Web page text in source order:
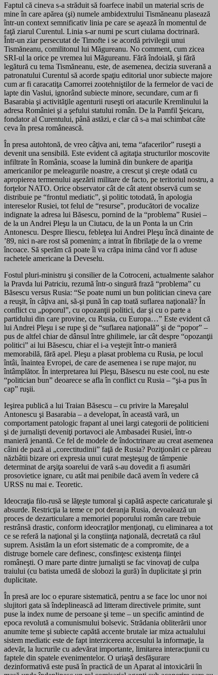
Faptul că cineva s-a străduit să foarfece inabil un material scris de
mine în care apărea (şi) numele ambidextrului Tismăneanu plasează
într-un context semnificativ linia pe care se aşează în momentul de
faţă ziarul Curentul. Linia s-ar numi pe scurt ciulama doctrinară.
Într-un ziar persecutat de Timofte i se acordă privilegii unui
Tismăneanu, comilitonul lui Măgureanu. No comment, cum zicea
SRI-ul la orice pe vremea lui Măgureanu. Fără îndoială, şi fără
legătură cu tema Tismăneanu, este, de asemenea, decizia suverană a
patronatului Curentul să acorde spaţiu editorial unor subiecte majore
cum ar fi caracatiţa Camorrei zootehniştilor de la fermelor de vaci de
lapte din Vaslui, ignorând subiecte minore, secundare, cum ar fi
Basarabia şi activităţile agenturii ruseşti ori atacurile Kremlinului la
adresa României şi a şefului statului român. De la Pamfil Şeicaru,
fondator al Curentului, până astăzi, e clar că s-a mai schimbat câte
ceva în presa românească.
În presa autohtonă, de vreo câţiva ani, tema “afacerilor” ruseşti a
devenit una sensibilă. Este evident că agitaţia structurilor moscovite
infiltrate în România, scoase la lumină din bunkere de apariţia
americanilor pe meleagurile noastre, a crescut şi creşte odată cu
apropierea termenului aşezării militare de facto, pe teritoriul nostru, a
forţelor NATO. Orice observator cât de cât atent observă cum se
distribuie pe “frontul mediatic”, şi politic totodată, în apologia
intereselor Rusiei, tot felul de “resurse”, producători de vocalize
indignate la adresa lui Băsescu, pornind de la “problema” Rusiei –
de la un Andrei Pleşu la un Ciutacu, de la un Ponta la un Crin
Antonescu. Despre Iliescu, febleţea lui Andrei Pleşu încă dinainte de
’89, nici n-are rost să pomenim; a intrat în fibrilaţie de la o vreme
încoace. Să sperăm că poate îi va crăpa inima când vor fi aduse
rachetele americane la Deveselu.
Fostul pluri-ministru şi consilier de la Cotroceni, actualmente salahor
la Pravda lui Patriciu, rezumă într-o singură frază “problema” cu
Băsescu versus Rusia: “Se poate numi un bun politician cineva care
a reuşit, în câţiva ani, să-şi pună în cap toată suflarea naţională? În
conflict cu „poporul”, cu opozanţii politici, dar şi cu o parte a
partidului din care provine, cu Rusia, cu Europa…” Este evident că
lui Andrei Pleşu i se rupe şi de “suflarea naţională” şi de “popor” –
pus de altfel chiar de dânsul între ghilimele, iar cât despre “opozanţii
politici” ai lui Băsescu, chiar el i-a veştejit într-o manieră
memorabilă, fără apel. Pleşu a plasat problema cu Rusia, pe locul
întâi, înaintea Evropei, de care de asemenea i se rupe major, nu
întâmplător. În interpretarea lui Pleşu, Băsescu nu este cool, nu este
“politician bun” deoarece se afla în conflict cu Rusia – “şi-a pus în
cap” ruşii.
Ieşirea publică a lui Traian Băsescu – cu privire la Mareşalul
Antonescu şi Basarabia – a developat, în această vară, un
comportament patologic frapant al unei largi categorii de politicieni
şi de jurnalişti deveniţi portavoci ale Ambasadei Rusiei, într-o
manieră jenantă. Ce fel de modele de îndoctrinare au creat asemenea
câini de pază ai „corectitudinii” faţă de Rusia? Poziţionări ce păreau
năzbâtii bizare ori expresia unui curat meşteşug de tâmpenie
determinat de arşiţa soarelui de vară s-au dovedit a fi asumări
prosovietice ignare, cu atât mai penibile dacă avem în vedere că
URSS nu mai e. Teoretic.
Ideocraţia filo-rusă se lăţeşte tumoral şi capătă aspecte caricaturale şi
absurde. Restricţia la teme ce pot deranja Rusia, devoalează un
proces de dezarticulare a memoriei poporului român care trebuie
restrânsă drastic, conform ideocraţilor menţionaţi, cu eliminarea a tot
ce se referă la naţional şi la conştiinţa naţională, decretată ca răul
suprem. Asistăm la un efort sistematic de a compromite, de a
distruge bornele care definesc, consfinţesc existenţa fiinţei
româneşti. O mare parte dintre jurnalişti se fac vinovaţi de culpa
traiului (cu batista umedă de slobozi la gură) în duplicitate şi prin
duplicitate.
În presă are loc o epurare sistematică, pentru a se face loc unor noi
slujitori gata să îndeplinească ad litteram directivele primite, sunt
puse la index nume de persoane şi teme – un specific amintind de
epoca revolută a comunismului bolsevic. Strădania obliterării unor
anumite teme şi subiecte capătă accente brutale iar miza actualului
sistem mediatic este de fapt interzicerea accesului la informaţie, la
adevăr, la lucrurile cu adevărat importante, limitarea interacţiunii cu
faptele din spatele evenimentelor. O uriaşă desfăşurare
dezinformativă este pusă în practică de un Aparat al intoxicării în